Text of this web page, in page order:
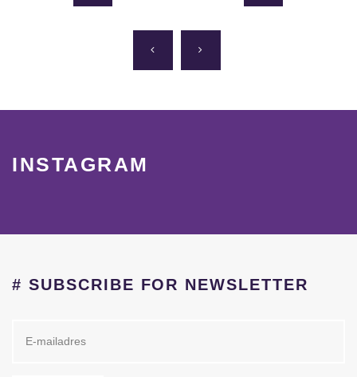
INSTAGRAM
# SUBSCRIBE FOR NEWSLETTER